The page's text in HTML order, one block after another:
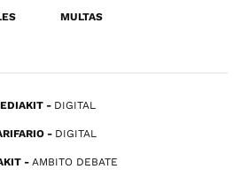
MULTAS
DIGITAL
DIGITAL
AMBITO DEBATE